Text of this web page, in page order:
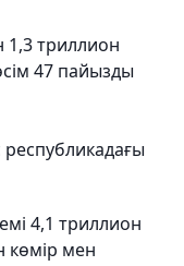
триллион
47 пайызды
4,1 триллион
көмір мен